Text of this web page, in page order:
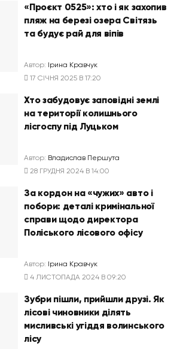
«Проєкт 0525»: хто і як захопив
пляж на березі озера Світязь
та будує рай для віпів
Автор: Ірина Кравчук
17 СІЧНЯ 2025 В 17:20
Хто забудовує заповідні землі
на території колишнього
лісгоспу під Луцьком
Автор: Владислав Першута
28 ГРУДНЯ 2024 В 14:00
За кордон на «чужих» авто і
побори: деталі кримінальної
справи щодо директора
Поліського лісового офісу
Автор: Ірина Кравчук
4 ЛИСТОПАДА 2024 В 09:20
Зубри пішли, прийшли друзі. Як
лісові чиновники ділять
мисливські угіддя волинського
лісу